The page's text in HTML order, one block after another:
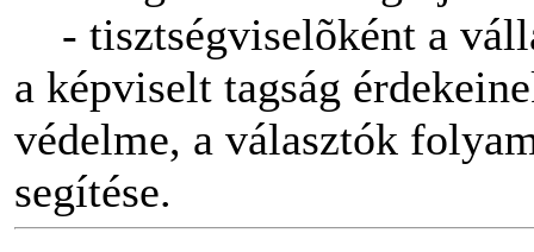
- tisztségviselõként a
a képviselt tagság
védelme, a választók
segítése.